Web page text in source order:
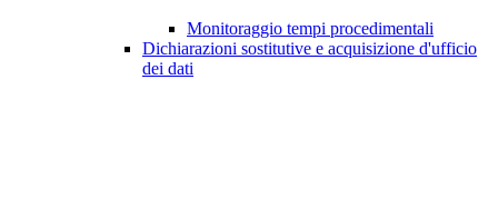
Monitoraggio tempi procedimentali
Dichiarazioni sostitutive e acquisizione d'ufficio
dei dati